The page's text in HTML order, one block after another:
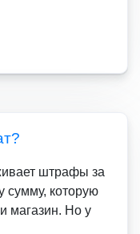
штрафы за
сумму, которую
магазин. Но у